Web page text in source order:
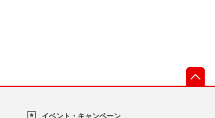
イベント・キャンペーン